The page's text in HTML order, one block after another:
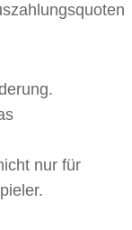
nur für